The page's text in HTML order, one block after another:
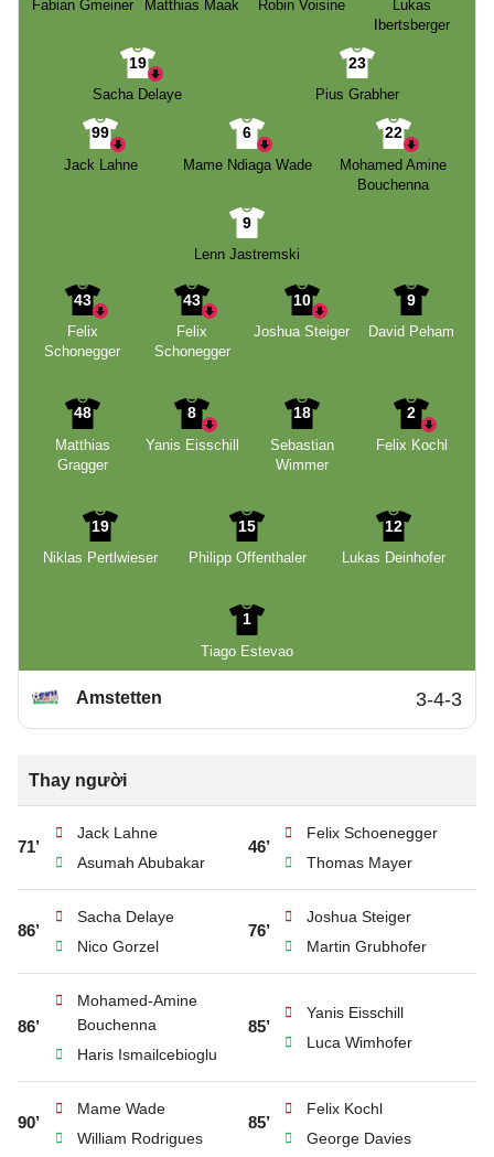
Fabian Gmeiner
Matthias Maak
Robin Voisine
Lukas
Ibertsberger
19
Sacha Delaye
23
Pius Grabher
99
Jack Lahne
6
Mame Ndiaga Wade
22
Mohamed Amine
Bouchenna
9
Lenn Jastremski
43
Felix
Schonegger
43
Felix
Schonegger
10
Joshua Steiger
9
David Peham
48
Matthias
Gragger
8
Yanis Eisschill
18
Sebastian
Wimmer
2
Felix Kochl
19
Niklas Pertlwieser
15
Philipp Offenthaler
12
Lukas Deinhofer
1
Tiago Estevao
Amstetten 3-4-3
Thay người
71’
Jack Lahne
Asumah Abubakar
46’
Felix Schoenegger
Thomas Mayer
86’
Sacha Delaye
Nico Gorzel
76’
Joshua Steiger
Martin Grubhofer
86’
Mohamed-Amine
Bouchenna
Haris Ismailcebioglu
85’
Yanis Eisschill
Luca Wimhofer
90’
Mame Wade
William Rodrigues
85’
Felix Kochl
George Davies